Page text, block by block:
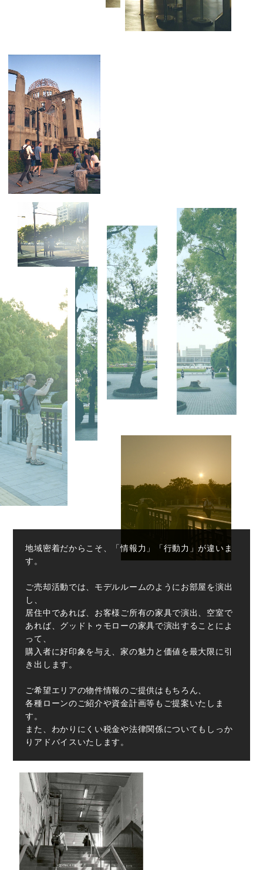
地域密着だからこそ、「情報力」「行動力」が違いま
す。
ご売却活動では、モデルルームのようにお部屋を演出
し、
居住中であれば、お客様ご所有の家具で演出、空室で
あれば、グッドトゥモローの家具で演出することによ
って、
購入者に好印象を与え、家の魅力と価値を最大限に引
き出します。
ご希望エリアの物件情報のご提供はもちろん、
各種ローンのご紹介や資金計画等もご提案いたしま
す。
また、わかりにくい税金や法律関係についてもしっか
りアドバイスいたします。